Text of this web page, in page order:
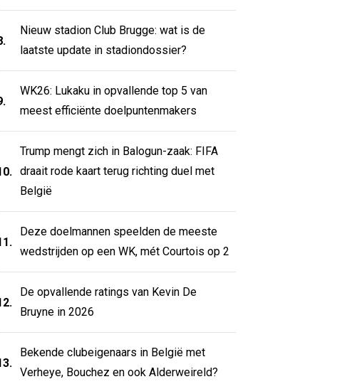
Nieuw stadion Club Brugge: wat is de
laatste update in stadiondossier?
WK26: Lukaku in opvallende top 5 van
meest efficiënte doelpuntenmakers
Trump mengt zich in Balogun-zaak: FIFA
draait rode kaart terug richting duel met
België
Deze doelmannen speelden de meeste
wedstrijden op een WK, mét Courtois op 2
De opvallende ratings van Kevin De
Bruyne in 2026
Bekende clubeigenaars in België met
Verheye, Bouchez en ook Alderweireld?